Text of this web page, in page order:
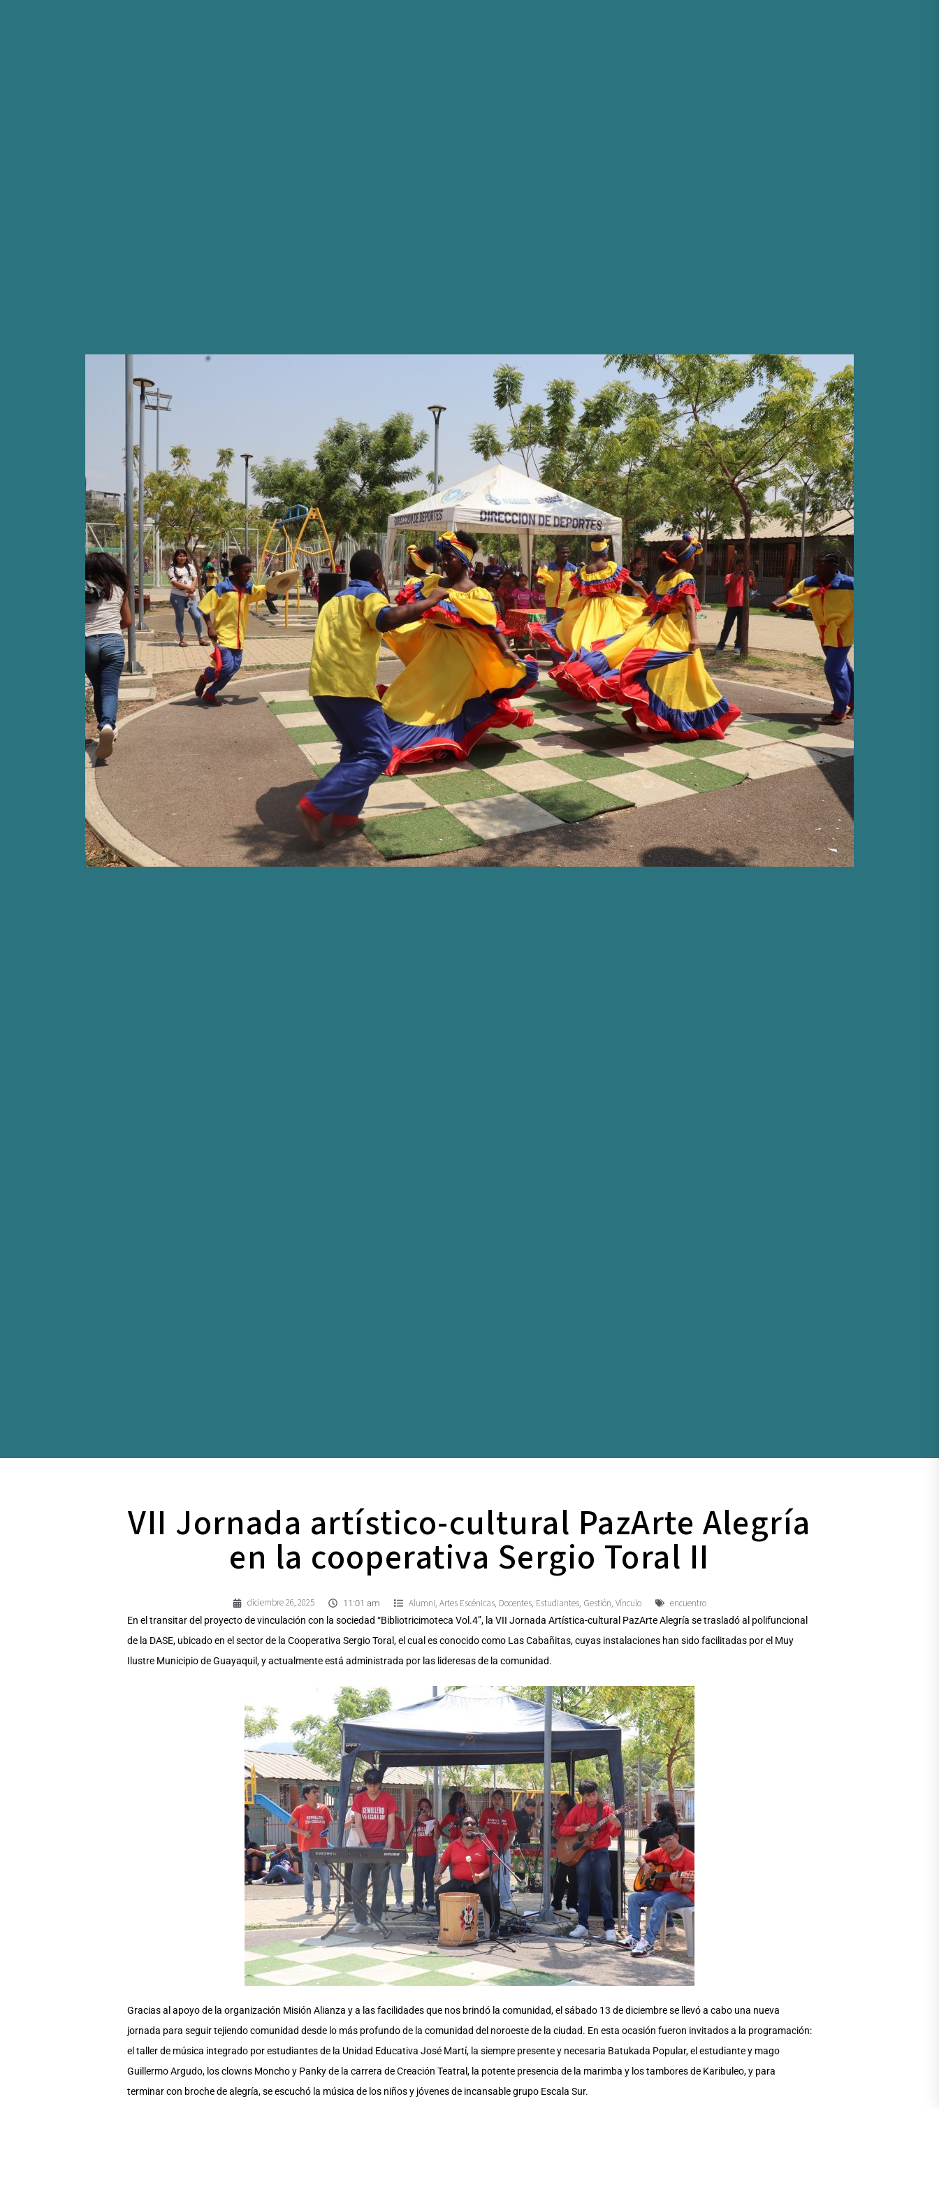
VII Jornada artístico-cultural PazArte Alegría
en la cooperativa Sergio Toral II
diciembre 26, 2025 11:01 am Alumni Artes Escénicas Docentes Estudiantes Gestión Vínculo encuentro
En el transitar del proyecto de vinculación con la sociedad “Bibliotricimoteca Vol.4”, la VII Jornada Artística-cultural PazArte Alegría se trasladó al polifuncional
de la DASE, ubicado en el sector de la Cooperativa Sergio Toral, el cual es conocido como Las Cabañitas, cuyas instalaciones han sido facilitadas por el Muy
Ilustre Municipio de Guayaquil, y actualmente está administrada por las lideresas de la comunidad.
Gracias al apoyo de la organización Misión Alianza y a las facilidades que nos brindó la comunidad, el sábado 13 de diciembre se llevó a cabo una nueva
jornada para seguir tejiendo comunidad desde lo más profundo de la comunidad del noroeste de la ciudad. En esta ocasión fueron invitados a la programación:
el taller de música integrado por estudiantes de la Unidad Educativa José Martí, la siempre presente y necesaria Batukada Popular, el estudiante y mago
Guillermo Argudo, los clowns Moncho y Panky de la carrera de Creación Teatral, la potente presencia de la marimba y los tambores de Karibuleo, y para
terminar con broche de alegría, se escuchó la música de los niños y jóvenes de incansable grupo Escala Sur.